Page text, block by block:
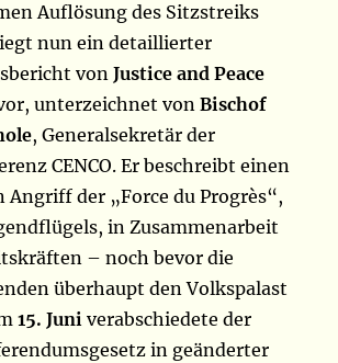
Auflösung des Sitzstreiks
nun ein detaillierter
vonJustice and Peace
unterzeichnet vonBischof
, Generalsekretär der
CENCO. Er beschreibt einen
der „Force du Progrès“,
in Zusammenarbeit
– noch bevor die
überhaupt den Volkspalast
15. Juni verabschiedete der
in geänderter